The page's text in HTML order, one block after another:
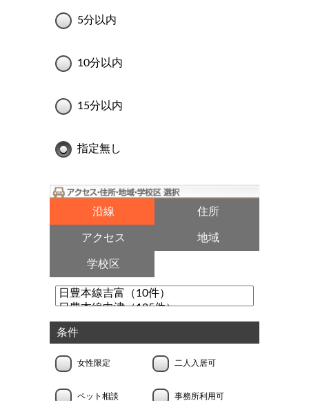
5分以内
10分以内
15分以内
指定無し
沿線 住所
アクセス 地域
学校区
条件
女性限定 二人入居可
ペット相談 事務所利用可